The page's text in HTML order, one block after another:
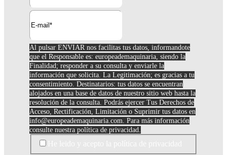
Al pulsar ENVIAR nos facilitas tus datos, informandote
que el Responsable es: europeademaquinaria, siendo la
Finalidad; responder a su consulta y enviarle la
información que solicita. La Legitimación; es gracias a tu
consentimiento. Destinatarios: tus datos se encuentran
alojados en una base de datos de nuestro sitio web hasta la
resolución de la consulta. Podrás ejercer Tus Derechos de
Acceso, Rectificación, Limitación o Suprimir tus datos en
info@europeademaquinaria.com. Para más información
consulte nuestra política de privacidad.